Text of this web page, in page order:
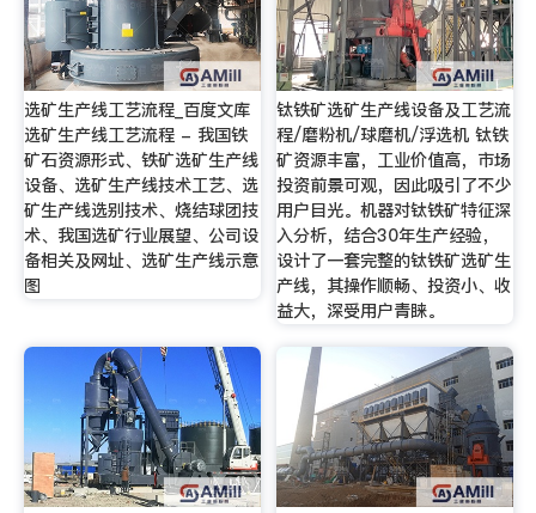
选矿生产线工艺流程_百度文库
选矿生产线工艺流程 - 我国铁
矿石资源形式、铁矿选矿生产线
设备、选矿生产线技术工艺、选
矿生产线选别技术、烧结球团技
术、我国选矿行业展望、公司设
备相关及网址、选矿生产线示意
图
钛铁矿选矿生产线设备及工艺流
程/磨粉机/球磨机/浮选机 钛铁
矿资源丰富，工业价值高，市场
投资前景可观，因此吸引了不少
用户目光。机器对钛铁矿特征深
入分析，结合30年生产经验，
设计了一套完整的钛铁矿选矿生
产线，其操作顺畅、投资小、收
益大，深受用户青睐。